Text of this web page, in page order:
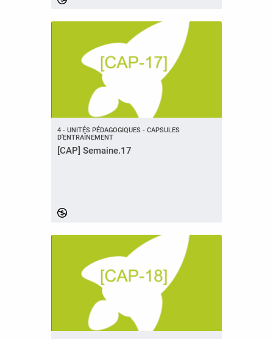
4 - UNITÉS PÉDAGOGIQUES - CAPSULES
D'ENTRAÎNEMENT
[CAP] Semaine.17